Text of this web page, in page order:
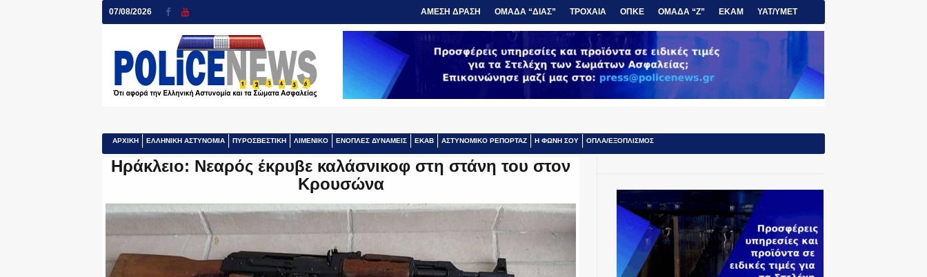
07/08/2026 ΑΜΕΣΗ ΔΡΑΣΗ ΟΜΑΔΑ “ΔΙΑΣ” ΤΡΟΧΑΙΑ ΟΠΚΕ ΟΜΑΔΑ “Ζ” ΕΚΑΜ ΥΑΤ/ΥΜΕΤ
ΑΡΧΙΚΗ ΕΛΛΗΝΙΚΗ ΑΣΤΥΝΟΜΙΑ ΠΥΡΟΣΒΕΣΤΙΚΗ ΛΙΜΕΝΙΚΟ ΕΝΟΠΛΕΣ ΔΥΝΑΜΕΙΣ ΕΚΑΒ ΑΣΤΥΝΟΜΙΚΟ ΡΕΠΟΡΤΑΖ Η ΦΩΝΗ ΣΟΥ ΟΠΛΑ/ΕΞΟΠΛΙΣΜΟΣ
Ηράκλειο: Νεαρός έκρυβε καλάσνικοφ στη στάνη του στον
Κρουσώνα